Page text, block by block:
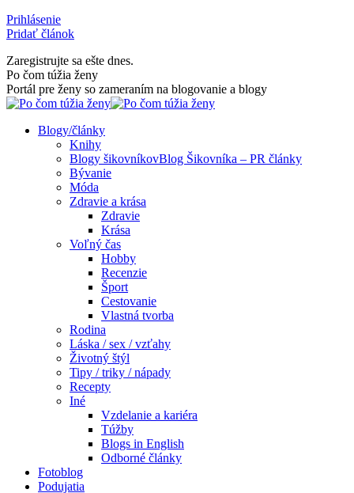
Skip
to
Prihlásenie
Pridať článok
Zaregistrujte sa ešte dnes.
Facebook
page
opens
new
Rss
page
opens
new
Po čom túžia ženy
Portál pre ženy so zameraním na blogovanie a blogy
Blogy/články
Knihy
Blogy šikovníkovBlog Šikovníka – PR články
Bývanie
Móda
Zdravie a krása
Zdravie
Krása
Voľný čas
Hobby
Recenzie
Šport
Cestovanie
Vlastná tvorba
Rodina
Láska / sex / vzťahy
Životný štýl
Tipy / triky / nápady
Recepty
Iné
Vzdelanie a kariéra
Túžby
Blogs in English
Odborné články
Fotoblog
Podujatia